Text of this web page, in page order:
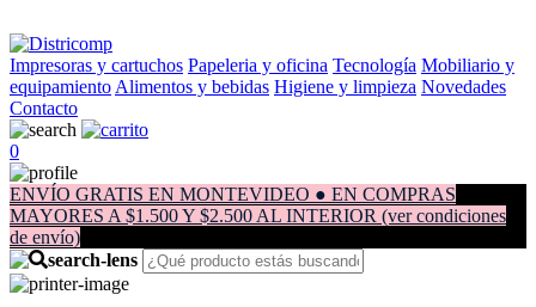
Impresoras y cartuchos Papeleria y oficina Tecnología Mobiliario y
equipamiento Alimentos y bebidas Higiene y limpieza Novedades
Contacto
0
ENVÍO GRATIS EN MONTEVIDEO ● EN COMPRAS
MAYORES A $1.500 Y $2.500 AL INTERIOR (ver condiciones
de envío)